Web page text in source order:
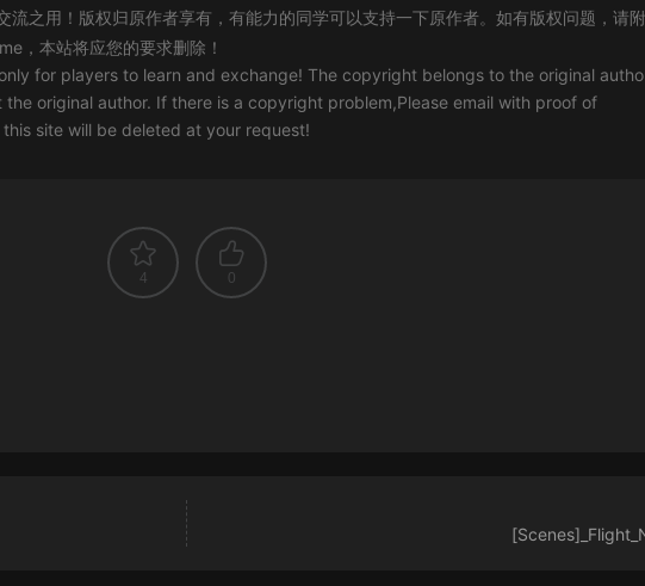
流之用！版权归原作者享有，有能力的同学可以支持一下原作者。如有版权问题，请
，本站将应您的要求删除！
for players to learn and exchange! The copyright belongs to the original
original author. If there is a copyright problem,Please email with proof of
this site will be deleted at your request!
4 0